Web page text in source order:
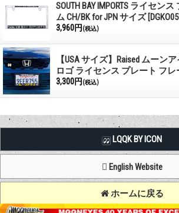
SOUTH BAY IMPORTS ライセン
ム CH/BK for JPN サイズ
3,960円 (税込)
【USA サイズ】Raised ムーン
ロゴ ライセンス プレート フレ
3,300円 (税込)
LQQK BY ICON
English Website
ホームに戻る